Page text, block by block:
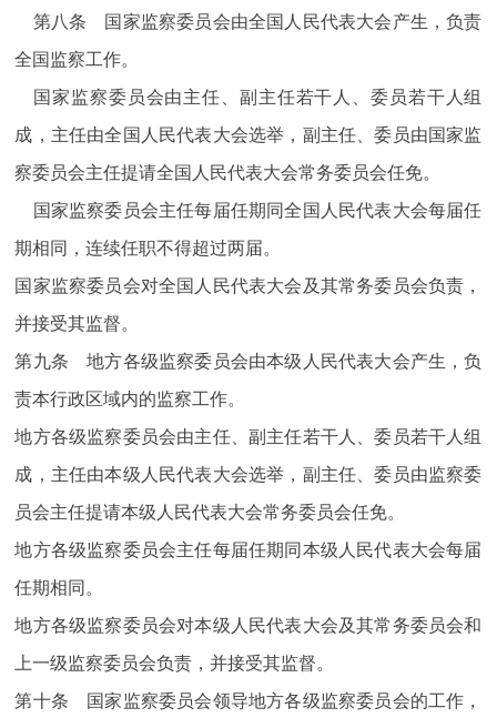
第八条 国家监察委员会由全国人民代表大会产生，负责
全国监察工作。
国家监察委员会由主任、副主任若干人、委员若干人组
成，主任由全国人民代表大会选举，副主任、委员由国家监
察委员会主任提请全国人民代表大会常务委员会任免。
国家监察委员会主任每届任期同全国人民代表大会每届任
期相同，连续任职不得超过两届。
国家监察委员会对全国人民代表大会及其常务委员会负责，
并接受其监督。
第九条 地方各级监察委员会由本级人民代表大会产生，负
责本行政区域内的监察工作。
地方各级监察委员会由主任、副主任若干人、委员若干人组
成，主任由本级人民代表大会选举，副主任、委员由监察委
员会主任提请本级人民代表大会常务委员会任免。
地方各级监察委员会主任每届任期同本级人民代表大会每届
任期相同。
地方各级监察委员会对本级人民代表大会及其常务委员会和
上一级监察委员会负责，并接受其监督。
第十条 国家监察委员会领导地方各级监察委员会的工作，